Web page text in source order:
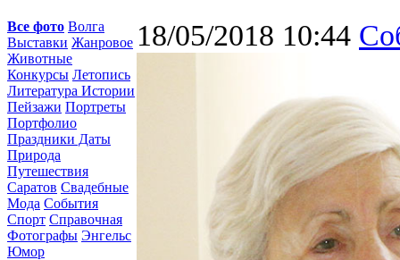
Все фото Волга
Выставки Жанровое
Животные
Конкурсы Летопись
Литература Истории
Пейзажи Портреты
Портфолио
Праздники Даты
Природа
Путешествия
Саратов Свадебные
Мода События
Спорт Справочная
Фотографы Энгельс
Юмор
18/05/2018 10:44